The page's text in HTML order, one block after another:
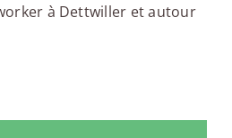
à Dettwiller et autour